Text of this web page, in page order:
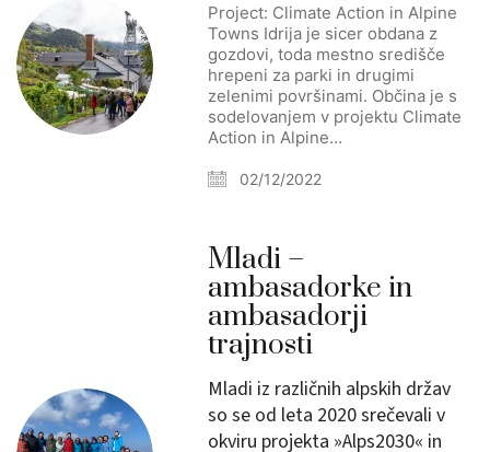
Project: Climate Action in Alpine
Towns Idrija je sicer obdana z
gozdovi, toda mestno središče
hrepeni za parki in drugimi
zelenimi površinami. Občina je s
sodelovanjem v projektu Climate
Action in Alpine…
02/12/2022
Mladi –
ambasadorke in
ambasadorji
trajnosti
Mladi iz različnih alpskih držav
so se od leta 2020 srečevali v
okviru projekta »Alps2030« in